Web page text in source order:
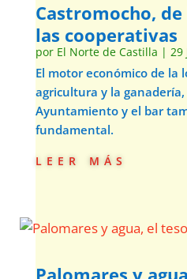
Castromocho,
las cooperativas
por El Norte de Castilla | 29
El motor económico de la
agricultura y la
Ayuntamiento y el bar
fundamental.
leer más
Palomares y